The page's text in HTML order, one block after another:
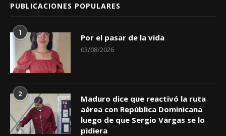
PUBLICACIONES POPULARES
1 Por el pasar de la vida
03/08/2026
2
Maduro dice que reactivó la ruta
aérea con República Dominicana
luego de que Sergio Vargas se lo
pidiera